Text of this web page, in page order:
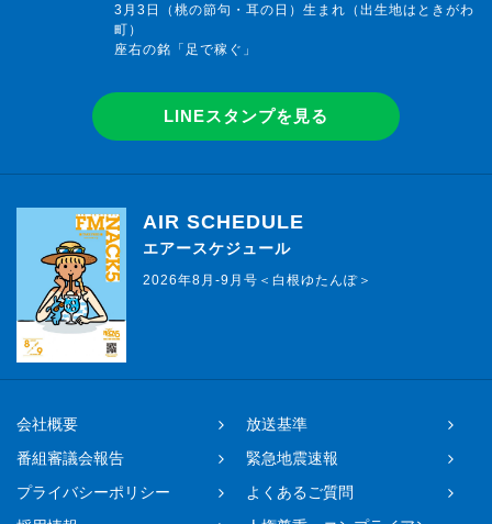
3月3日（桃の節句・耳の日）生まれ（出生地はときがわ
町）
座右の銘「足で稼ぐ」
LINEスタンプを見る
AIR SCHEDULE
エアースケジュール
2026年8月-9月号＜白根ゆたんぽ＞
会社概要
放送基準
番組審議会報告
緊急地震速報
プライバシーポリシー
よくあるご質問